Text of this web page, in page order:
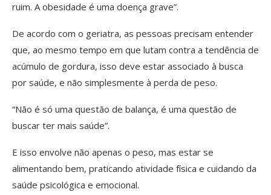
ruim. A obesidade é uma doença grave”.
De acordo com o geriatra, as pessoas precisam entender
que, ao mesmo tempo em que lutam contra a tendência de
acúmulo de gordura, isso deve estar associado à busca
por saúde, e não simplesmente à perda de peso.
“Não é só uma questão de balança, é uma questão de
buscar ter mais saúde”.
E isso envolve não apenas o peso, mas estar se
alimentando bem, praticando atividade física e cuidando da
saúde psicológica e emocional.